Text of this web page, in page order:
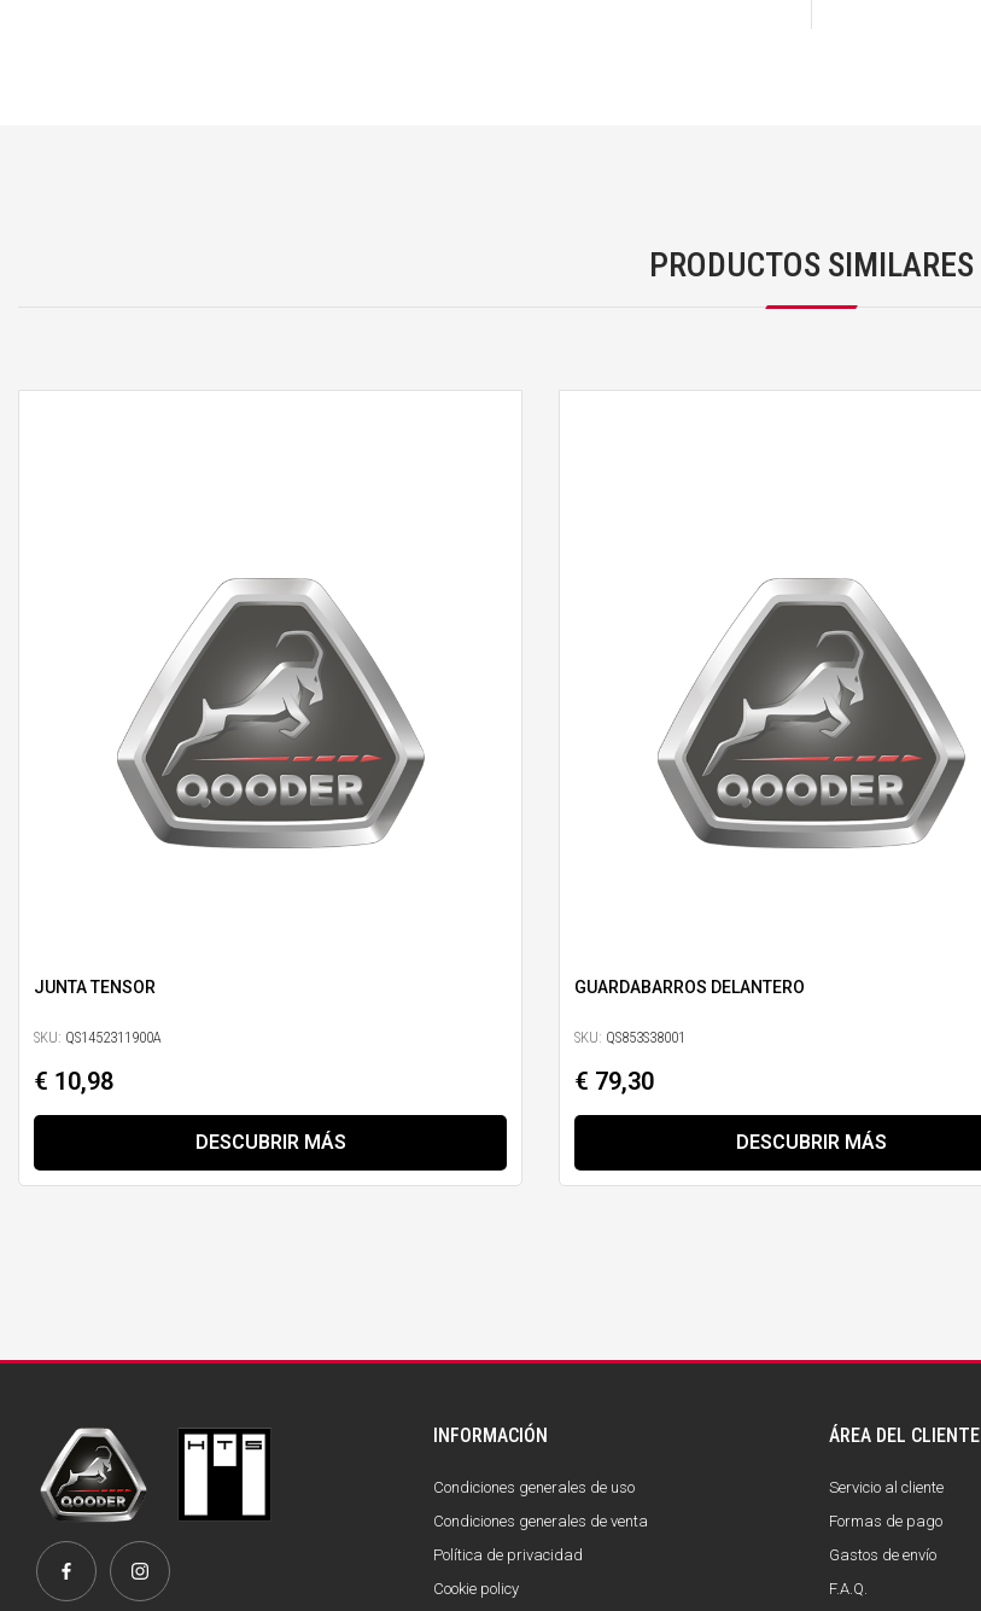
PRODUCTOS SIMILARES
JUNTA TENSOR
SKU: QS1452311900A
€ 10,98
DESCUBRIR MÁS
GUARDABARROS DELANTERO
SKU: QS853S38001
€ 79,30
DESCUBRIR MÁS
INFORMACIÓN
Condiciones generales de uso
Condiciones generales de venta
Política de privacidad
Cookie policy
ÁREA DEL CLIENTE
Servicio al cliente
Formas de pago
Gastos de envío
F.A.Q.